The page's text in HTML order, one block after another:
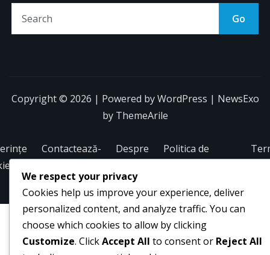
Go
Copyright © 2026 | Powered byWordPress | NewsExo
by ThemeArile
Contactează-
Despre
Politica de
We respect your privacy
Cookies help us improve your experience, deliver
personalized content, and analyze traffic. You can
choose which cookies to allow by clicking
Customize. ClickAccept All to consent or Reject All